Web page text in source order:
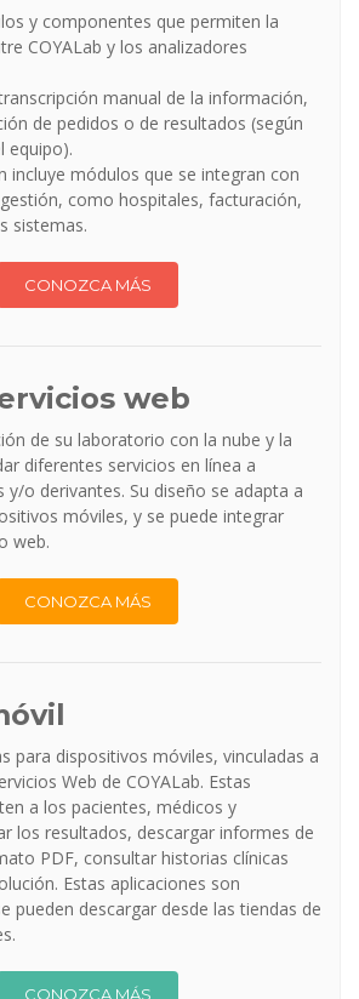
y componentes que permiten la
COYALab y los analizadores
manual de la información,
de pedidos o de resultados (según
equipo).
incluye módulos que se integran con
como hospitales, facturación,
sistemas.
CONOZCA MÁS
web
de su laboratorio con la nube y la
diferentes servicios en línea a
y/o derivantes. Su diseño se adapta a
móviles, y se puede integrar
web.
CONOZCA MÁS
para dispositivos móviles, vinculadas a
Web de COYALab. Estas
a los pacientes, médicos y
los resultados, descargar informes de
PDF, consultar historias clínicas
Estas aplicaciones son
pueden descargar desde las tiendas de
CONOZCA MÁS